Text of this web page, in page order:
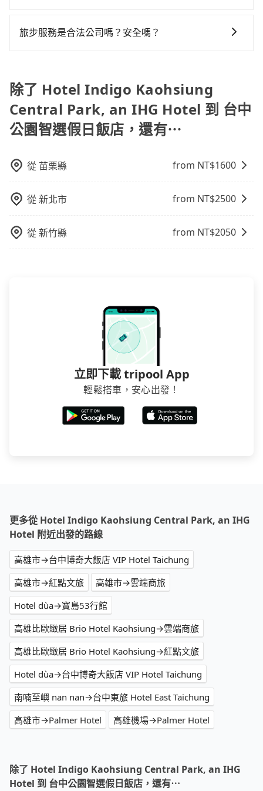
小的風險。最後，雖然路邊隨租隨還看似方便，但實際
司報帳打統編，在結帳時可以受理，並於乘車後一週內
策，讓您在規劃行程時能更無後顧之憂。無論您是要前
(VISA/MasterCard/JCB)、簽帳卡 (金融信用卡) 和
旅步服務是合法公司嗎？安全嗎？
機服務，因為您的安全旅步比您更重視。
除了 Hotel Indigo Kaohsiung
Central Park, an IHG Hotel 到 台中
公園智選假日飯店，還有⋯
從 苗栗縣 from NT$1600
從新北市 from NT$2500
從新竹縣 from NT$2050
立即下載 tripool App
輕鬆搭車，安心出發！
更多從 Hotel Indigo Kaohsiung Central Park, an IHG
Hotel 附近出發的路線
高雄市→台中博奇大飯店 VIP Hotel Taichung
高雄市→紅點文旅
高雄市→雲端商旅
Hotel dùa→寶島53行館
高雄比歐緻居 Brio Hotel Kaohsiung→雲端商旅
高雄比歐緻居 Brio Hotel Kaohsiung→紅點文旅
Hotel dùa→台中博奇大飯店 VIP Hotel Taichung
南喃至嶼 nan nan→台中東旅 Hotel East Taichung
高雄市→Palmer Hotel
高雄機場→Palmer Hotel
除了 Hotel Indigo Kaohsiung Central Park, an IHG
Hotel 到 台中公園智選假日飯店，還有⋯